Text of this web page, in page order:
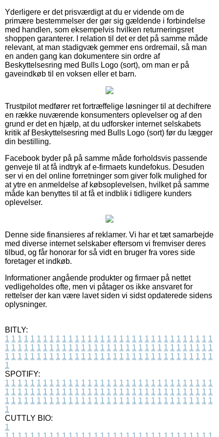
Yderligere er det prisværdigt at du er vidende om de
primære bestemmelser der gør sig gældende i forbindelse
med handlen, som eksempelvis hvilken returneringsret
shoppen garanterer. I relation til det er det på samme måde
relevant, at man stadigvæk gemmer ens ordremail, så man
en anden gang kan dokumentere sin ordre af
Beskyttelsesring med Bulls Logo (sort), om man er på
gaveindkøb til en voksen eller et barn.
Trustpilot medfører ret fortræffelige løsninger til at dechifrere
en række nuværende konsumenters oplevelser og af den
grund er det en hjælp, at du udforsker internet selskabets
kritik af Beskyttelsesring med Bulls Logo (sort) før du lægger
din bestilling.
Facebook byder på på samme måde forholdsvis passende
genveje til at få indtryk af e-firmaets kundefokus. Desuden
ser vi en del online forretninger som giver folk mulighed for
at ytre en anmeldelse af købsoplevelsen, hvilket på samme
måde kan benyttes til at få et indblik i tidligere kunders
oplevelser.
Denne side finansieres af reklamer. Vi har et tæt samarbejde
med diverse internet selskaber eftersom vi fremviser deres
tilbud, og får honorar for så vidt en bruger fra vores side
foretager et indkøb.
Informationer angående produkter og firmaer på nettet
vedligeholdes ofte, men vi påtager os ikke ansvaret for
rettelser der kan være lavet siden vi sidst opdaterede sidens
oplysninger.
BITLY:
1 1 1 1 1 1 1 1 1 1 1 1 1 1 1 1 1 1 1 1 1 1 1 1 1 1 1 1 1 1 1 1 1
1 1 1 1 1 1 1 1 1 1 1 1 1 1 1 1 1 1 1 1 1 1 1 1 1 1 1 1 1 1 1 1 1
1 1 1 1 1 1 1 1 1 1 1 1 1 1 1 1 1 1 1 1 1 1 1 1 1 1 1 1 1 1 1 1 1
1
SPOTIFY:
1 1 1 1 1 1 1 1 1 1 1 1 1 1 1 1 1 1 1 1 1 1 1 1 1 1 1 1 1 1 1 1 1
1 1 1 1 1 1 1 1 1 1 1 1 1 1 1 1 1 1 1 1 1 1 1 1 1 1 1 1 1 1 1 1 1
1 1 1 1 1 1 1 1 1 1 1 1 1 1 1 1 1 1 1 1 1 1 1 1 1 1 1 1 1 1 1 1 1
1
CUTTLY BIO:
1